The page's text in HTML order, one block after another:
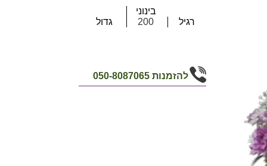
רגיל
בינוני
200
גדול
להזמנות050-8087065